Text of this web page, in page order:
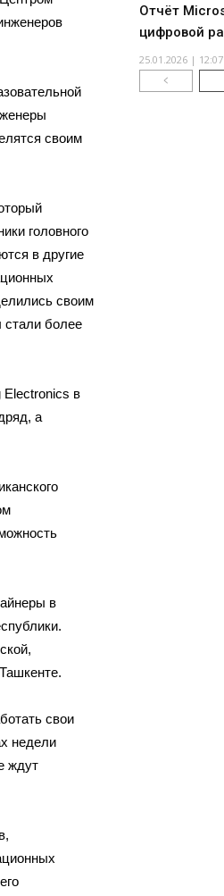
своим
головного
в другие
своим
стали более
Electronics в
а
в
свои
недели
ждут
Отчёт
цифровой
25.01.2026 | 12:07